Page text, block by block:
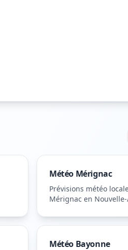
Météo Mérignac
Prévisions météo
Mérignac en
Météo Bayonne